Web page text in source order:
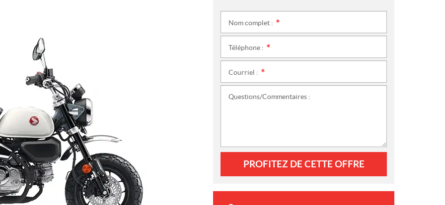
Nom complet :
Téléphone :
Courriel :
Questions/Commentaires :
PROFITEZ DE CETTE OFFRE